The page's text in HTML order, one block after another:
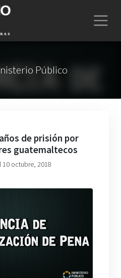
Público
de prisión por
guatemaltecos
10 octubre, 2018